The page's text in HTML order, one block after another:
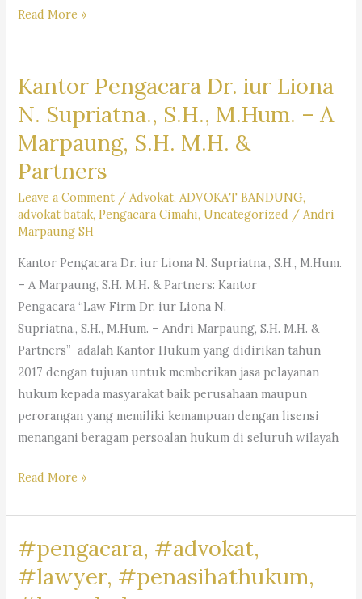
#Pengacara, #Advokat,
Read More »
Kantor Pengacara Dr. iur Liona
N. Supriatna., S.H., M.Hum. – A
Marpaung, S.H. M.H. &
Partners
Leave a Comment /Advokat,ADVOKAT BANDUNG,
advokat batak,Pengacara Cimahi,Uncategorized /Andri
Marpaung SH
Kantor Pengacara Dr. iur Liona N. Supriatna., S.H., M.Hum.
– A Marpaung, S.H. M.H. & Partners: Kantor
Pengacara “Law Firm Dr. iur Liona N.
Supriatna., S.H., M.Hum. – Andri Marpaung, S.H. M.H. &
Partners” adalah Kantor Hukum yang didirikan tahun
2017 dengan tujuan untuk memberikan jasa pelayanan
hukum kepada masyarakat baik perusahaan maupun
perorangan yang memiliki kemampuan dengan lisensi
menangani beragam persoalan hukum di seluruh wilayah
Kantor
Dr.
iur
Liona
N.
Read More »
#pengacara, #advokat,
#lawyer, #penasihathukum,